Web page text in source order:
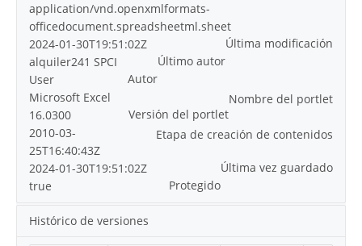
application/vnd.openxmlformats-
officedocument.spreadsheetml.sheet
Última modificación
2024-01-30T19:51:02Z
Último autor
alquiler241 SPCI
Autor
User
Nombre del portlet
Microsoft Excel
Versión del portlet
16.0300
Etapa de creación de contenidos
2010-03-
25T16:40:43Z
Última vez guardado
2024-01-30T19:51:02Z
Protegido
true
Histórico de versiones